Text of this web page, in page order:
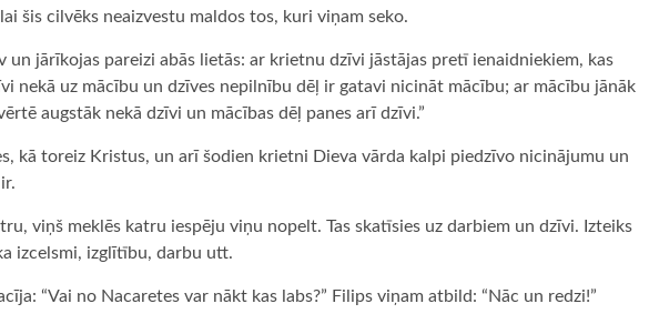
šis cilvēks neaizvestu maldos tos, kuri viņam seko.
un jārīkojas pareizi abās lietās: ar krietnu dzīvi jāstājas pretī ienaidniekiem, kas
nekā uz mācību un dzīves nepilnību dēļ ir gatavi nicināt mācību; ar mācību jānāk
augstāk nekā dzīvi un mācības dēļ panes arī dzīvi.”
kā toreiz Kristus, un arī šodien krietni Dieva vārda kalpi piedzīvo nicinājumu un
viņš meklēs katru iespēju viņu nopelt. Tas skatīsies uz darbiem un dzīvi. Izteiks
izcelsmi, izglītību, darbu utt.
“Vai no Nacaretes var nākt kas labs?” Filips viņam atbild: “Nāc un redzi!”